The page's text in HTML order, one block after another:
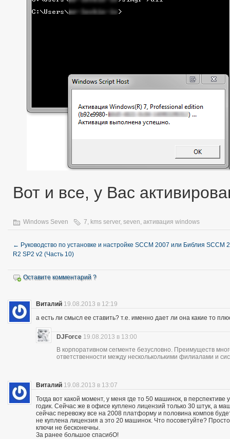
Вот и все, у Вас
Windows Seven 7, kms server, seven, активация windows
← Руководство по установке и настройке SCCM 2007 или Библия SCCM
R2 SP2 v2 (Часть 10)
Оставите комментарий ?
Виталий 19.08.2013 в 12:19
а есть ли смысл ее ставить? т.е. именно дает ли она какие то
DJForce 19.08.2013 в 13:00
В корпоративном сегменте безусловно. Преимуществ
ответственности между нескольколькими филиалами и
Виталий 19.08.2013 в 13:07
Тогда вот какой момент, у меня где то 50 машинок, в
годик. Сейчас же в офисе куплено лицензий только 30 штук, а
сейчас перевожу все на 2008 платформу и половина компов
не куплена лицензия а это 20 машинок. Что посоветуйте?
ключи не бесконечны.
За ранее большое спасибО!